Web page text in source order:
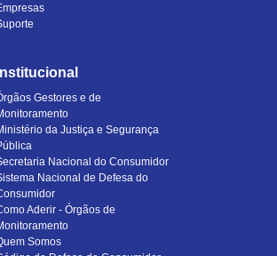
Institucional
Gestores e de
da Justiça e Segurança
Nacional do Consumidor
Nacional de Defesa do
Aderir - Órgãos de
Somos